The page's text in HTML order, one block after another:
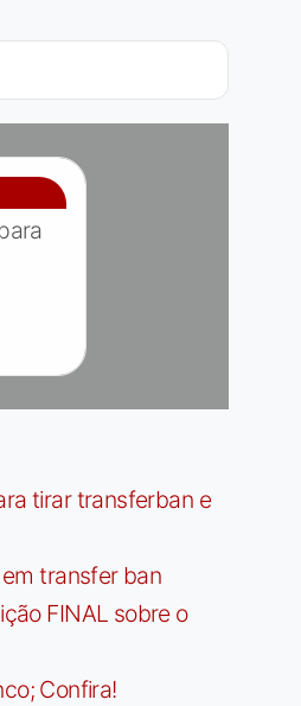
tirar transferban e
transfer ban
FINAL sobre o
Confira!